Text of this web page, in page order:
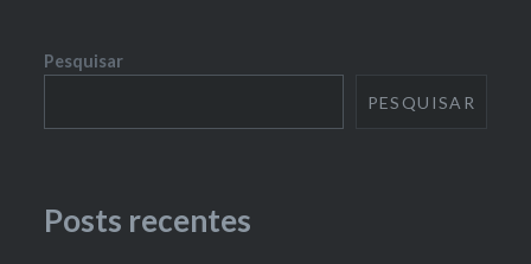
Pesquisar
PESQUISAR
Posts recentes